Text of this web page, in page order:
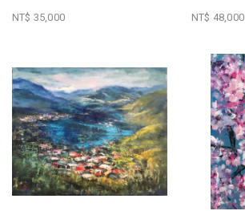
NT$ 35,000 NT$ 48,000